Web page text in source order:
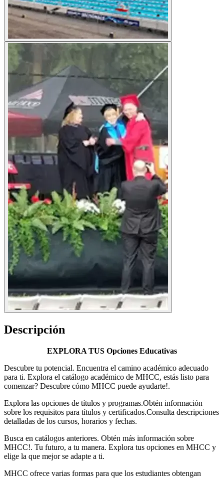
Descripción
EXPLORA TUS Opciones Educativas
Descubre tu potencial. Encuentra el camino académico adecuado
para ti. Explora el catálogo académico de MHCC, estás listo para
comenzar? Descubre cómo MHCC puede ayudarte!.
Explora las opciones de títulos y programas.Obtén información
sobre los requisitos para títulos y certificados.Consulta descripciones
detalladas de los cursos, horarios y fechas.
Busca en catálogos anteriores. Obtén más información sobre
MHCC!. Tu futuro, a tu manera. Explora tus opciones en MHCC y
elige la que mejor se adapte a ti.
MHCC ofrece varias formas para que los estudiantes obtengan